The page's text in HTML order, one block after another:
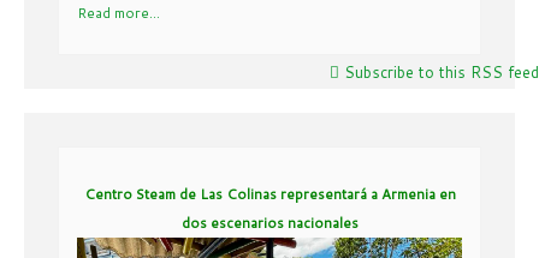
Read more...
Subscribe to this RSS feed
Centro Steam de Las Colinas representará a Armenia en
dos escenarios nacionales